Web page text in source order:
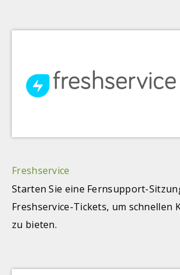
Freshservice
Starten Sie eine Fernsupport-
Freshservice-Tickets, um schnellen
zu bieten.